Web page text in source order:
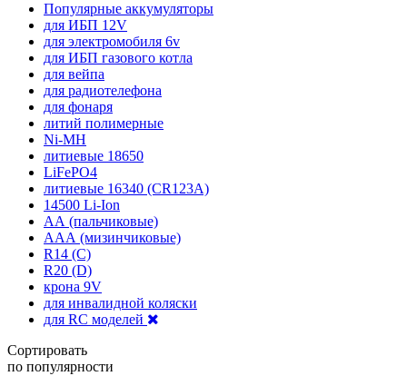
Популярные аккумуляторы
для ИБП 12V
для электромобиля 6v
для ИБП газового котла
для вейпа
для радиотелефона
для фонаря
литий полимерные
Ni-MH
литиевые 18650
LiFePO4
литиевые 16340 (CR123A)
14500 Li-Ion
АА (пальчиковые)
ААА (мизинчиковые)
R14 (C)
R20 (D)
крона 9V
для инвалидной коляски
для RC моделей
Сортировать
по популярности